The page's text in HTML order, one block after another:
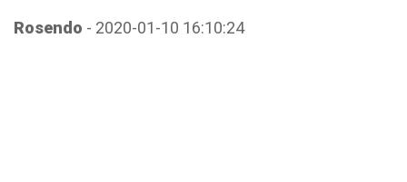
Rosendo - 2020-01-10 16:10:24